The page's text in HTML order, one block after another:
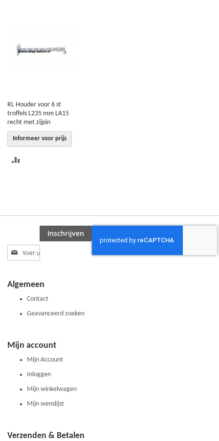
VERGELIJKEN
RL Houder voor 6 st
troffels L235 mm LA15
recht met zijpin
Informeer voor prijs
Abonneer
u
nieuwsbrief
Inschrijven
Algemeen
Contact
Geavanceerd zoeken
Mijn account
Mijn Account
Inloggen
Mijn winkelwagen
Mijn wenslijst
Verzenden & Betalen